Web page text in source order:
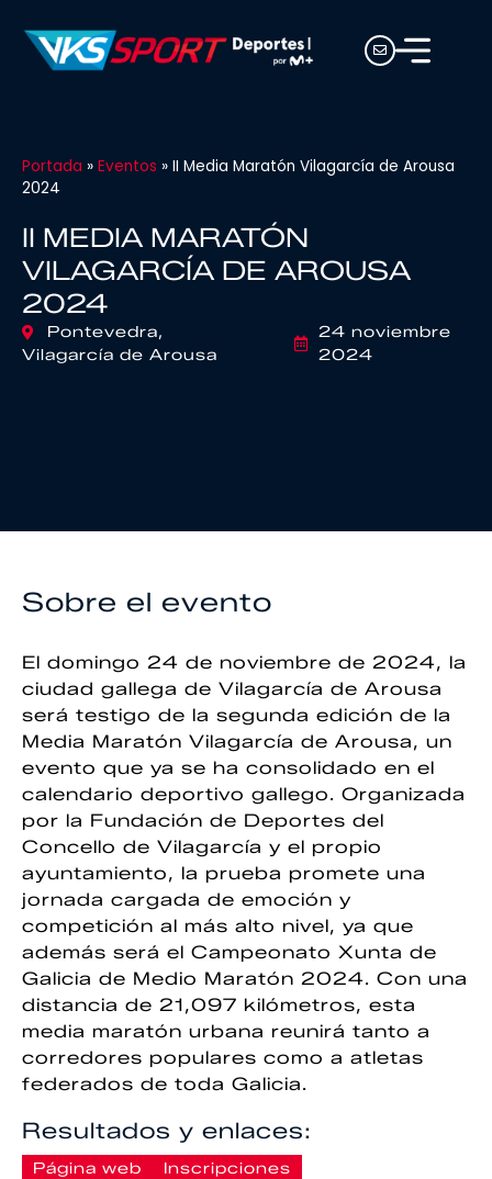
Portada » Eventos » II Media Maratón Vilagarcía de Arousa
2024
II MEDIA MARATÓN
VILAGARCÍA DE AROUSA
2024
Pontevedra,
Vilagarcía de Arousa
24 noviembre
2024
Sobre el evento
El domingo 24 de noviembre de 2024, la
ciudad gallega de Vilagarcía de Arousa
será testigo de la segunda edición de la
Media Maratón Vilagarcía de Arousa, un
evento que ya se ha consolidado en el
calendario deportivo gallego. Organizada
por la Fundación de Deportes del
Concello de Vilagarcía y el propio
ayuntamiento, la prueba promete una
jornada cargada de emoción y
competición al más alto nivel, ya que
además será el Campeonato Xunta de
Galicia de Medio Maratón 2024. Con una
distancia de 21,097 kilómetros, esta
media maratón urbana reunirá tanto a
corredores populares como a atletas
federados de toda Galicia.
Resultados y enlaces:
Página web Inscripciones